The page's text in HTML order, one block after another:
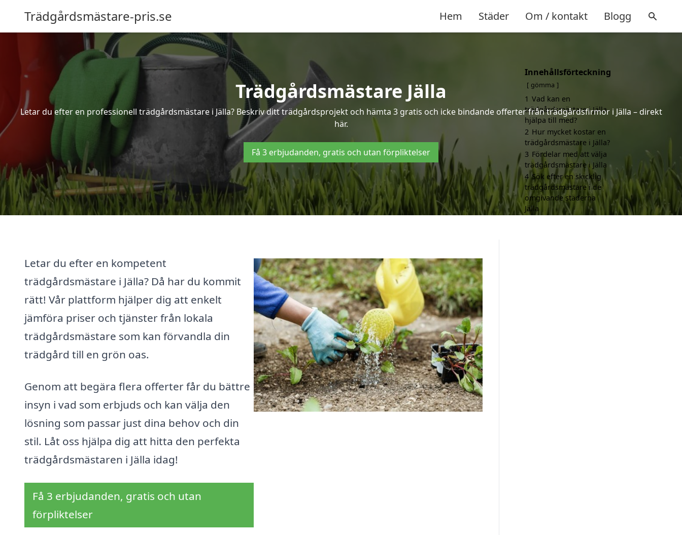
Trädgårdsmästare-pris.se Hem Städer Om / kontakt Blogg
Trädgårdsmästare Jälla
Letar du efter en professionell trädgårdsmästare i Jälla? Beskriv ditt trädgårdsprojekt och hämta 3 gratis och icke bindande offerter från trädgårdsfirmor i Jälla – direkt
här.
Få 3 erbjudanden, gratis och utan förpliktelser
Letar du efter en kompetent
trädgårdsmästare i Jälla? Då har du kommit
rätt! Vår plattform hjälper dig att enkelt
jämföra priser och tjänster från lokala
trädgårdsmästare som kan förvandla din
trädgård till en grön oas.
Genom att begära flera offerter får du bättre
insyn i vad som erbjuds och kan välja den
lösning som passar just dina behov och din
stil. Låt oss hjälpa dig att hitta den perfekta
trädgårdsmästaren i Jälla idag!
Få 3 erbjudanden, gratis och utan
förpliktelser
Innehållsförteckning
gömma
1 Vad kan en
trädgårdsmästare i Jälla
hjälpa till med?
2 Hur mycket kostar en
trädgårdsmästare i Jälla?
3 Fördelar med att välja
trädgårdsmästare i Jälla
4 Sök efter en skicklig
trädgårdsmästare i de
omgivande städerna
Jälla